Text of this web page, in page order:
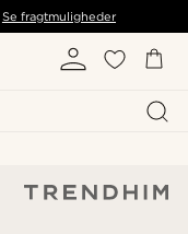
Se fragtmuligheder